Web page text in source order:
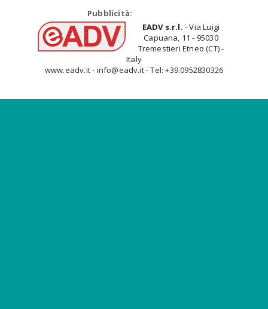
Pubblicità:
EADV s.r.l. - Via Luigi
Capuana, 11 - 95030
Tremestieri Etneo (CT) -
Italy
www.eadv.it - info@eadv.it - Tel: +39.0952830326